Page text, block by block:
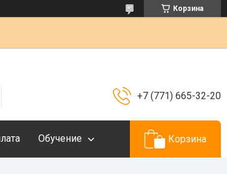
Корзина
+7 (771) 665-32-20
Обучение Корзина